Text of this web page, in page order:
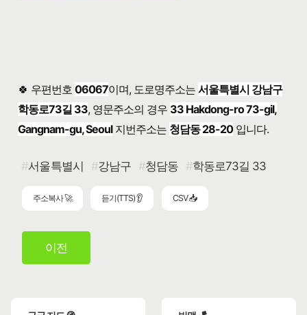
🍀 우편번호 06067이며, 도로명주소는서울특별시 강남구
학동로73길 33, 영문주소의 경우 33 Hakdong-ro 73-gil,
Gangnam-gu, Seoul지번주소는 청담동 28-20입니다.
서울특별시 강남구 청담동 학동로73길 33
주소복사 🚀 듣기(TTS) 👂 CSV 📥
이전